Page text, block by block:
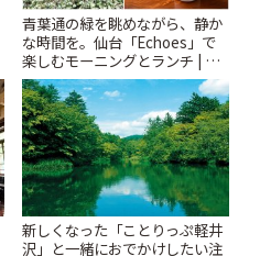
青葉通の緑を眺めながら、静か
な時間を。仙台「Echoes」で
楽しむモーニングとランチ | こ
とりっぷ
新しくなった「ことりっぷ軽井
沢」と一緒におでかけしたい注